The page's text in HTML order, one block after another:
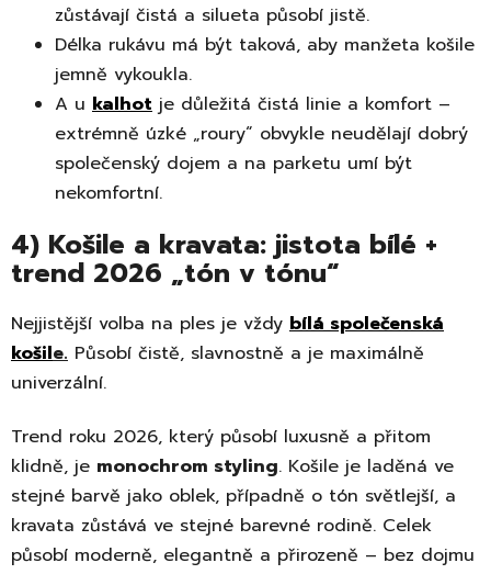
zůstávají čistá a silueta působí jistě.
Délka rukávu má být taková, aby manžeta košile
jemně vykoukla.
A u kalhot je důležitá čistá linie a komfort –
extrémně úzké „roury“ obvykle neudělají dobrý
společenský dojem a na parketu umí být
nekomfortní.
4) Košile a kravata: jistota bílé +
trend 2026 „tón v tónu“
Nejjistější volba na ples je vždy bílá společenská
košile. Působí čistě, slavnostně a je maximálně
univerzální.
Trend roku 2026, který působí luxusně a přitom
klidně, je monochrom styling. Košile je laděná ve
stejné barvě jako oblek, případně o tón světlejší, a
kravata zůstává ve stejné barevné rodině. Celek
působí moderně, elegantně a přirozeně – bez dojmu